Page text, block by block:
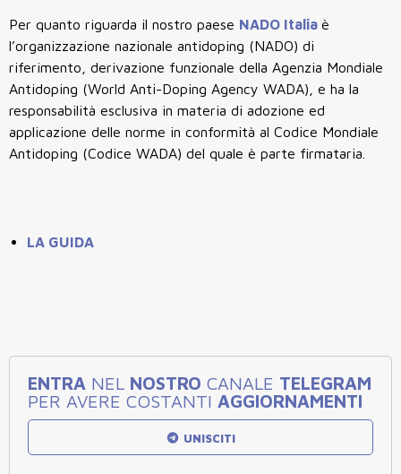
Per quanto riguarda il nostro paese NADO Italia è
l’organizzazione nazionale antidoping (NADO) di
riferimento, derivazione funzionale della Agenzia Mondiale
Antidoping (World Anti-Doping Agency WADA), e ha la
responsabilità esclusiva in materia di adozione ed
applicazione delle norme in conformità al Codice Mondiale
Antidoping (Codice WADA) del quale è parte firmataria.
LA GUIDA
ENTRA NEL NOSTRO CANALE TELEGRAM
PER AVERE COSTANTI AGGIORNAMENTI
UNISCITI